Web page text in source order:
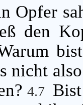
Opfer
den
nicht
4.7